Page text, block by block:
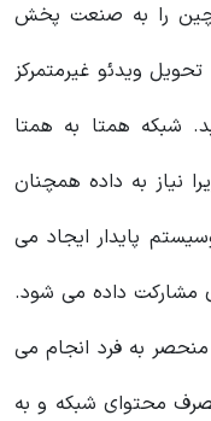
چین را به صنعت پخش
ویدئو غیرمتمرکز
شبکه همتا به همتا
نیاز به داده همچنان
پایدار ایجاد می
مشارکت داده می شود.
به فرد انجام می
محتوای شبکه و به